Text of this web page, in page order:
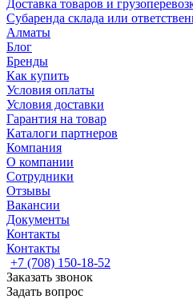
Доставка товаров и
Субаренда склада или
Алматы
Блог
Бренды
Как купить
Условия оплаты
Условия доставки
Гарантия на товар
Каталоги партнеров
Компания
О компании
Сотрудники
Отзывы
Вакансии
Документы
Контакты
Контакты
+7 (708) 150-18-52
Заказать звонок
Задать вопрос